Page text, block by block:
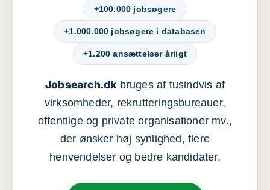
+100.000 jobsøgere
+1.000.000 jobsøgere i databasen
+1.200 ansættelser årligt
Jobsearch.dkbruges af tusindvis af
virksomheder, rekrutteringsbureauer,
offentlige og private organisationer mv.,
der ønsker høj synlighed, flere
henvendelser og bedre kandidater.